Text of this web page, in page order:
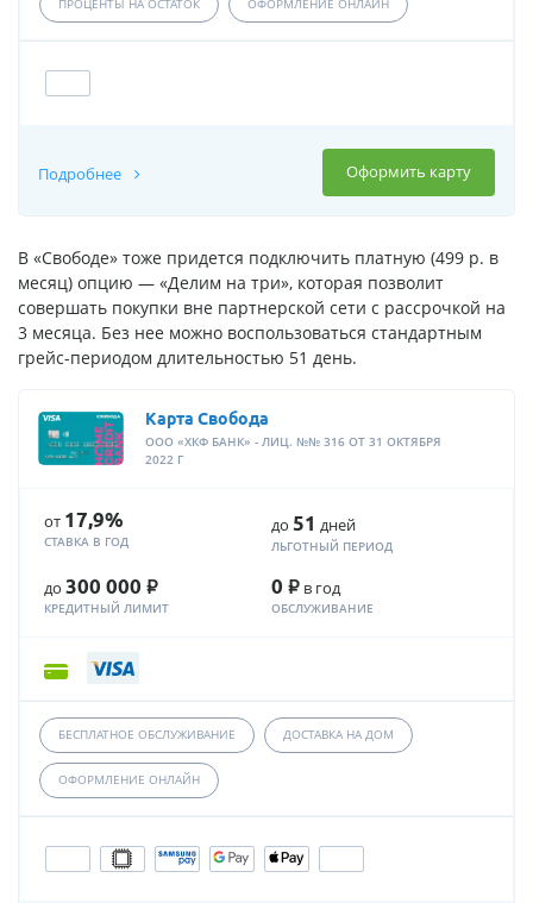
ПРОЦЕНТЫ НА ОСТАТОК ОФОРМЛЕНИЕ ОНЛАЙН
Оформить карту
Подробнее
В «Свободе» тоже придется подключить платную (499 р. в
месяц) опцию — «Делим на три», которая позволит
совершать покупки вне партнерской сети с рассрочкой на
3 месяца. Без нее можно воспользоваться стандартным
грейс-периодом длительностью 51 день.
Карта Свобода
ООО «ХКФ БАНК» - ЛИЦ. №№ 316 ОТ 31 ОКТЯБРЯ
2022 Г
от 17,9%
СТАВКА В ГОД
до 51 дней
ЛЬГОТНЫЙ ПЕРИОД
до 300 000 Р
КРЕДИТНЫЙ ЛИМИТ
0 Р в год
ОБСЛУЖИВАНИЕ
БЕСПЛАТНОЕ ОБСЛУЖИВАНИЕ ДОСТАВКА НА ДОМ
ОФОРМЛЕНИЕ ОНЛАЙН